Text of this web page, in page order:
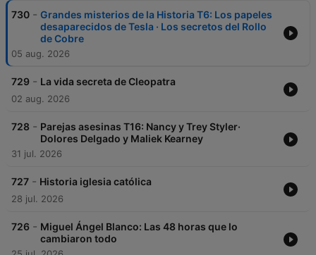
730 - Grandes misterios de la Historia T6: Los papeles
desaparecidos de Tesla · Los secretos del Rollo
de Cobre
05 aug. 2026
729 - La vida secreta de Cleopatra
02 aug. 2026
728 - Parejas asesinas T16: Nancy y Trey Styler·
Dolores Delgado y Maliek Kearney
31 jul. 2026
727 - Historia iglesia católica
28 jul. 2026
726 - Miguel Ángel Blanco: Las 48 horas que lo
cambiaron todo